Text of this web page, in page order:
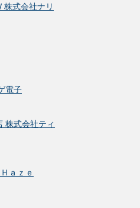
株式会社ナリ
電子
式会社ティ
ａｚｅ